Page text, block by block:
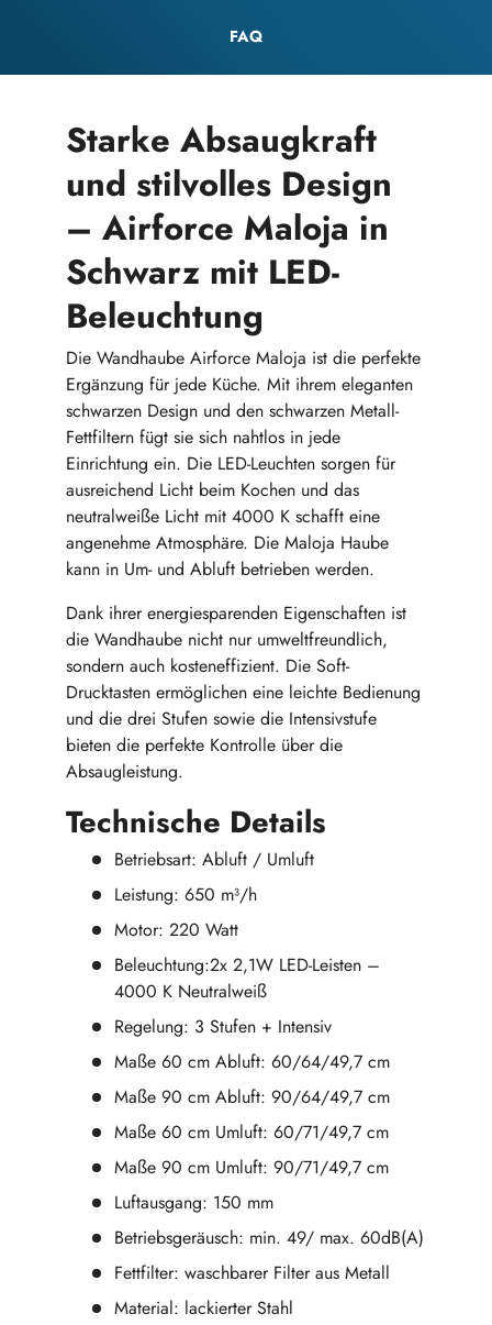
FAQ
Starke Absaugkraft
und stilvolles Design
– Airforce Maloja in
Schwarz mit LED-
Beleuchtung
Die Wandhaube Airforce Maloja ist die perfekte
Ergänzung für jede Küche. Mit ihrem eleganten
schwarzen Design und den schwarzen Metall-
Fettfiltern fügt sie sich nahtlos in jede
Einrichtung ein. Die LED-Leuchten sorgen für
ausreichend Licht beim Kochen und das
neutralweiße Licht mit 4000 K schafft eine
angenehme Atmosphäre. Die Maloja Haube
kann in Um- und Abluft betrieben werden.
Dank ihrer energiesparenden Eigenschaften ist
die Wandhaube nicht nur umweltfreundlich,
sondern auch kosteneffizient. Die Soft-
Drucktasten ermöglichen eine leichte Bedienung
und die drei Stufen sowie die Intensivstufe
bieten die perfekte Kontrolle über die
Absaugleistung.
Technische Details
Betriebsart: Abluft / Umluft
Leistung: 650 m³/h
Motor: 220 Watt
Beleuchtung:2x 2,1W LED-Leisten –
4000 K Neutralweiß
Regelung: 3 Stufen + Intensiv
Maße 60 cm Abluft: 60/64/49,7 cm
Maße 90 cm Abluft: 90/64/49,7 cm
Maße 60 cm Umluft: 60/71/49,7 cm
Maße 90 cm Umluft: 90/71/49,7 cm
Luftausgang: 150 mm
Betriebsgeräusch: min. 49/ max. 60dB(A)
Fettfilter: waschbarer Filter aus Metall
Material: lackierter Stahl